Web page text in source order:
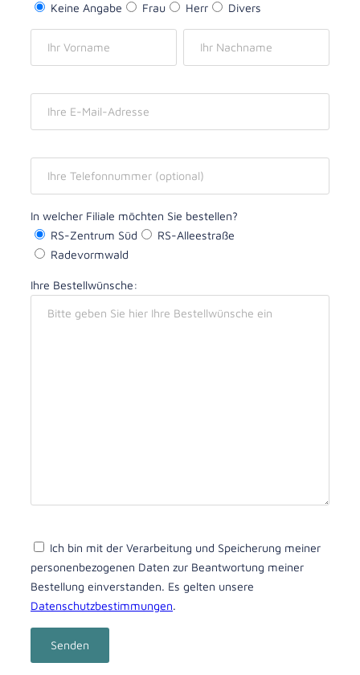
Keine Angabe Frau Herr Divers
In welcher Filiale möchten Sie bestellen?
RS-Zentrum Süd
RS-Alleestraße
Radevormwald
Ihre Bestellwünsche:
Ich bin mit der Verarbeitung und Speicherung meiner
personenbezogenen Daten zur Beantwortung meiner
Bestellung einverstanden. Es gelten unsere
Datenschutzbestimmungen.
Bitte lasse dieses Feld leer.